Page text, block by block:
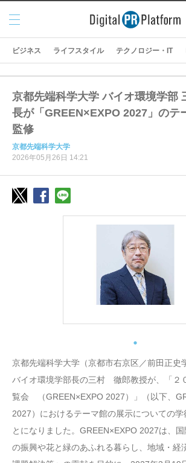
メニ
ュー
ビジネス ライフスタイル テクノロジー・IT
京都先端科学大学 バイオ環境学
長が「GREEN×EXPO 2027」のテ
監修
京都先端科学大学
2026年05月26日 14:21
京都先端科学大学（京都市右京区／前田正史
バイオ環境学部長の三村 徹郎教授が、「２
覧会 （GREEN×EXPO 2027）」（以下、
2027）におけるテーマ館の展示についての学
とになりました。GREEN×EXPO 2027は、
の振興や花と緑のあふれる暮らし、地域・経